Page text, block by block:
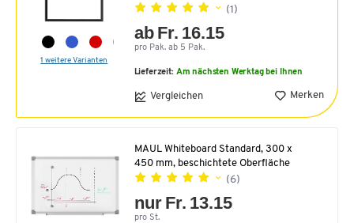
1 weitere Varianten
(1)
ab Fr. 16.15
pro Pak. ab 5 Pak.
Lieferzeit: Am nächsten Werktag bei Ihnen
Vergleichen Merken
MAUL Whiteboard Standard, 300 x
450 mm, beschichtete Oberfläche
(6)
nur Fr. 13.15
pro St.